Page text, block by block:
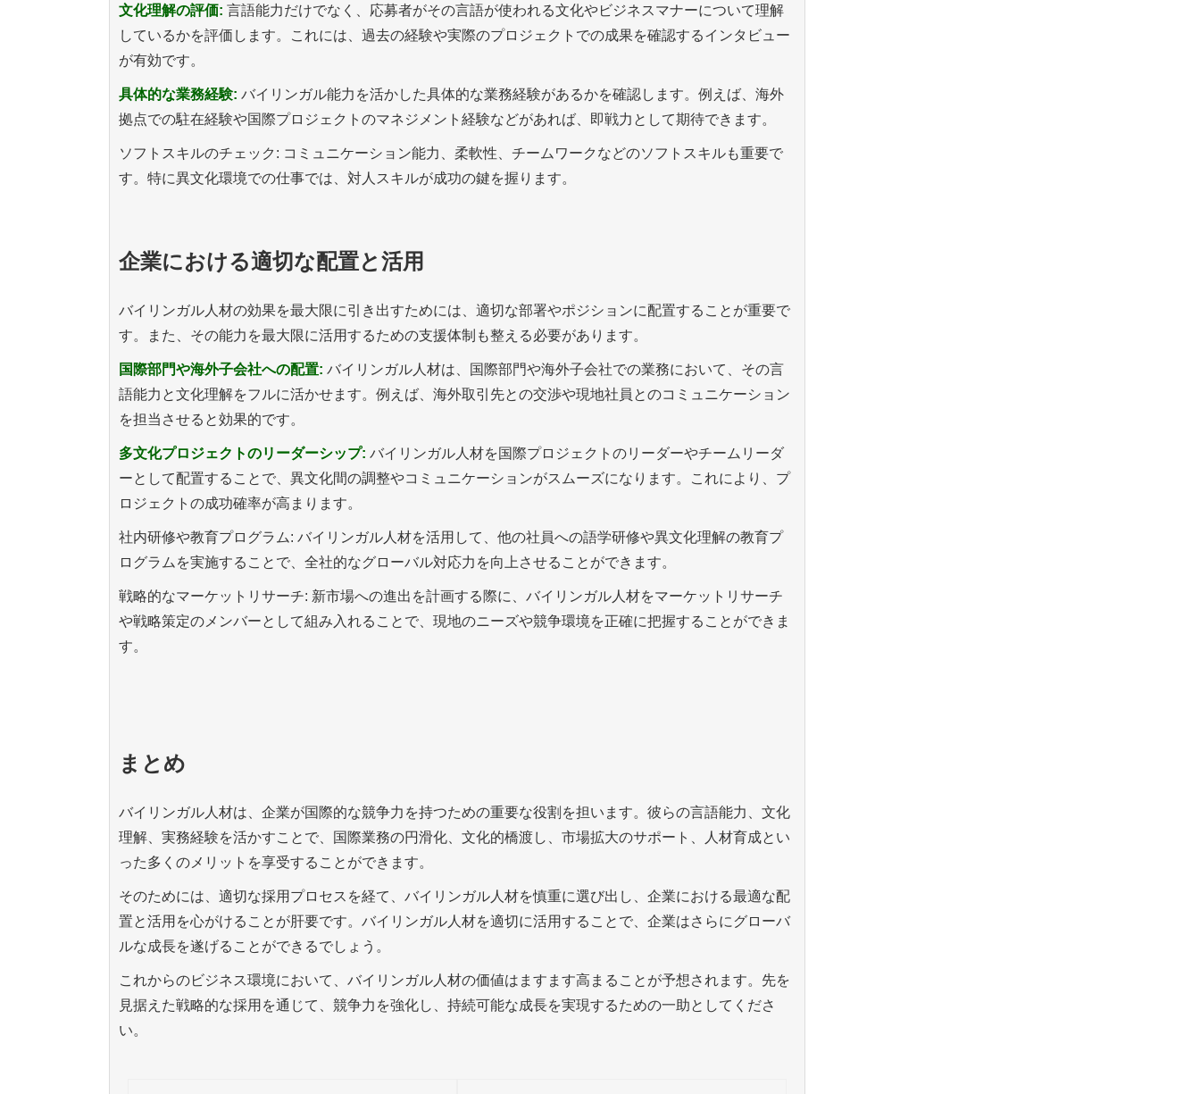
文化理解の評価: 言語能力だけでなく、応募者がその言語が使われる文化やビジネスマナーについて理解
しているかを評価します。これには、過去の経験や実際のプロジェクトでの成果を確認するインタビュー
が有効です。
具体的な業務経験: バイリンガル能力を活かした具体的な業務経験があるかを確認します。例えば、海外
拠点での駐在経験や国際プロジェクトのマネジメント経験などがあれば、即戦力として期待できます。
ソフトスキルのチェック: コミュニケーション能力、柔軟性、チームワークなどのソフトスキルも重要で
す。特に異文化環境での仕事では、対人スキルが成功の鍵を握ります。
企業における適切な配置と活用
バイリンガル人材の効果を最大限に引き出すためには、適切な部署やポジションに配置することが重要で
す。また、その能力を最大限に活用するための支援体制も整える必要があります。
国際部門や海外子会社への配置: バイリンガル人材は、国際部門や海外子会社での業務において、その言
語能力と文化理解をフルに活かせます。例えば、海外取引先との交渉や現地社員とのコミュニケーション
を担当させると効果的です。
多文化プロジェクトのリーダーシップ: バイリンガル人材を国際プロジェクトのリーダーやチームリーダ
ーとして配置することで、異文化間の調整やコミュニケーションがスムーズになります。これにより、プ
ロジェクトの成功確率が高まります。
社内研修や教育プログラム: バイリンガル人材を活用して、他の社員への語学研修や異文化理解の教育プ
ログラムを実施することで、全社的なグローバル対応力を向上させることができます。
戦略的なマーケットリサーチ: 新市場への進出を計画する際に、バイリンガル人材をマーケットリサーチ
や戦略策定のメンバーとして組み入れることで、現地のニーズや競争環境を正確に把握することができま
す。
まとめ
バイリンガル人材は、企業が国際的な競争力を持つための重要な役割を担います。彼らの言語能力、文化
理解、実務経験を活かすことで、国際業務の円滑化、文化的橋渡し、市場拡大のサポート、人材育成とい
った多くのメリットを享受することができます。
そのためには、適切な採用プロセスを経て、バイリンガル人材を慎重に選び出し、企業における最適な配
置と活用を心がけることが肝要です。バイリンガル人材を適切に活用することで、企業はさらにグローバ
ルな成長を遂げることができるでしょう。
これからのビジネス環境において、バイリンガル人材の価値はますます高まることが予想されます。先を
見据えた戦略的な採用を通じて、競争力を強化し、持続可能な成長を実現するための一助としてくださ
い。